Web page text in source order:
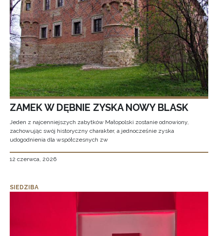
ZAMEK W DĘBNIE ZYSKA NOWY BLASK
Jeden z najcenniejszych zabytków Małopolski zostanie odnowiony,
zachowując swój historyczny charakter, a jednocześnie zyska
udogodnienia dla współczesnych zw
12 czerwca, 2026
SIEDZIBA